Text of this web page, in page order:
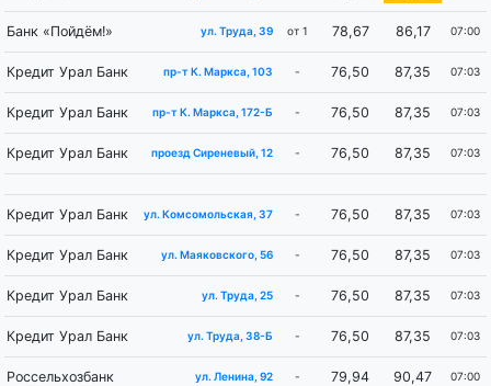
Банк «Пойдём!» ул. Труда, 39 от 1 78,67 86,17 07:00
Кредит Урал Банк пр-т К. Маркса, 103 - 76,50 87,35 07:03
Кредит Урал Банк пр-т К. Маркса, 172-Б - 76,50 87,35 07:03
Кредит Урал Банк проезд Сиреневый, 12 - 76,50 87,35 07:03
Кредит Урал Банк ул. Комсомольская, 37 - 76,50 87,35 07:03
Кредит Урал Банк ул. Маяковского, 56 - 76,50 87,35 07:03
Кредит Урал Банк ул. Труда, 25 - 76,50 87,35 07:03
Кредит Урал Банк ул. Труда, 38-Б - 76,50 87,35 07:03
Россельхозбанк ул. Ленина, 92 - 79,94 90,47 07:00